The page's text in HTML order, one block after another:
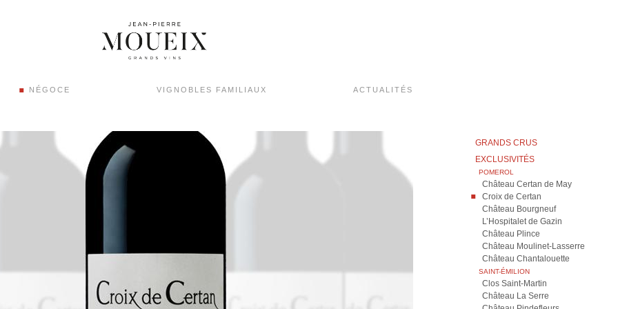
NÉGOCE VIGNOBLES FAMILIAUX ACTUALITÉS
Navigation
principale
(sous-
menu)
GRANDS CRUS
EXCLUSIVITÉS
POMEROL
Château Certan de May
Croix de Certan
Château Bourgneuf
L’Hospitalet de Gazin
Château Plince
Château Moulinet-Lasserre
Château Chantalouette
SAINT-ÉMILION
Clos Saint-Martin
Château La Serre